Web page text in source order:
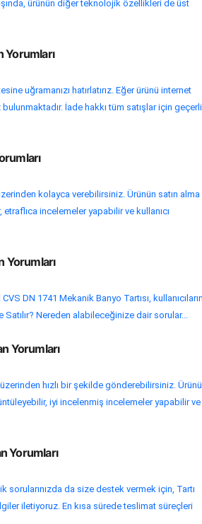
ürünün diğer teknolojik özellikleri de üst
Yorumları
uğramanızı hatırlatırız. Eğer ürünü internet
İade hakkı tüm satışlar için geçerli
kolayca verebilirsiniz. Ürünün satın alma
incelemeler yapabilir ve kullanıcı
Yorumları
DN 1741 Mekanik Banyo Tartısı,
Satılır? Nereden alabileceğinize dair sorular...
Yorumları
hızlı bir şekilde gönderebilirsiniz.
iyi incelenmiş incelemeler yapabilir ve
Yorumları
sorularınızda da size destek vermek için, Tartı
iletiyoruz. En kısa sürede teslimat süreçleri